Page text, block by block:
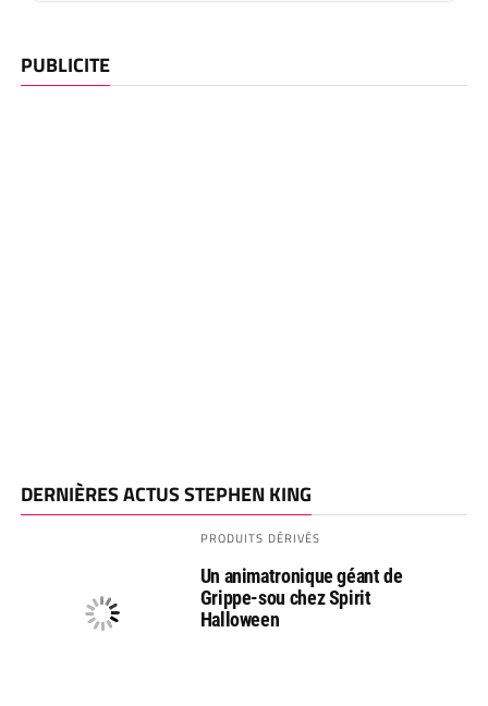
PUBLICITE
DERNIÈRES ACTUS STEPHEN KING
PRODUITS DÉRIVÉS
Un animatronique géant de
Grippe-sou chez Spirit
Halloween